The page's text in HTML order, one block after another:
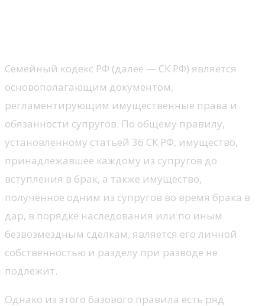
Семейный кодекс РФ (далее — СК РФ) является
основополагающим документом,
регламентирующим имущественные права и
обязанности супругов. По общему правилу,
установленному статьей 36 СК РФ, имущество,
принадлежавшее каждому из супругов до
вступления в брак, а также имущество,
полученное одним из супругов во время брака в
дар, в порядке наследования или по иным
безвозмездным сделкам, является его личной
собственностью и разделу при разводе не
подлежит.
Однако из этого базового правила есть ряд